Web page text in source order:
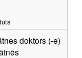
doktors (-e)